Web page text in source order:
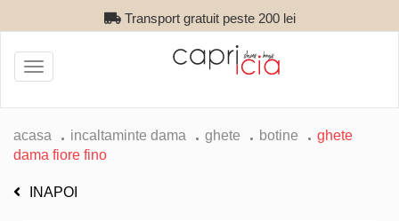
Transport gratuit peste 200 lei
Toggle
navigation
acasa incaltaminte dama ghete botine
ghete
dama fiore fino
INAPOI